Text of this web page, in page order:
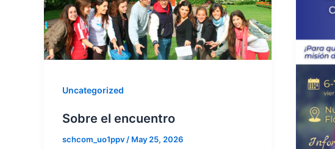
Uncategorized
Sobre el encuentro
schcom_uo1ppv/ May 25, 2026